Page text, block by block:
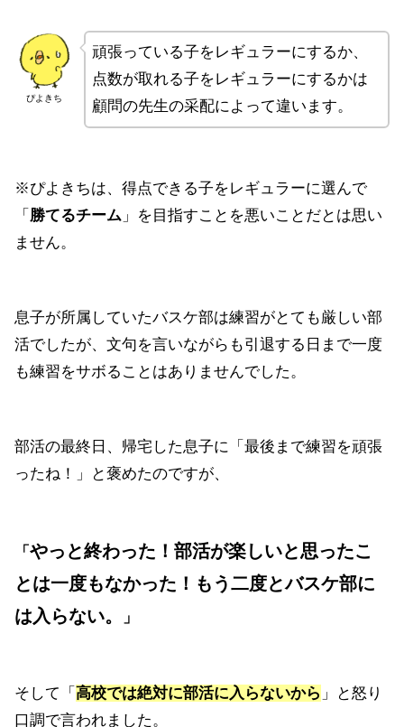
ぴよきち
頑張っている子をレギュラーにするか、
点数が取れる子をレギュラーにするかは
顧問の先生の采配によって違います。
※ぴよきちは、得点できる子をレギュラーに選んで
「 勝てるチーム 」を目指すことを悪いことだとは思い
ません。
息子が所属していたバスケ部は練習がとても厳しい部
活でしたが、文句を言いながらも引退する日まで一度
も練習をサボることはありませんでした。
部活の最終日、帰宅した息子に「最後まで練習を頑張
ったね！」と褒めたのですが、
「 やっと終わった！部活が楽しいと思ったこ
とは一度もなかった！もう二度とバスケ部に
は入らない。
」
そして「 高校では絶対に部活に入らないから 」と怒り
口調で言われました。